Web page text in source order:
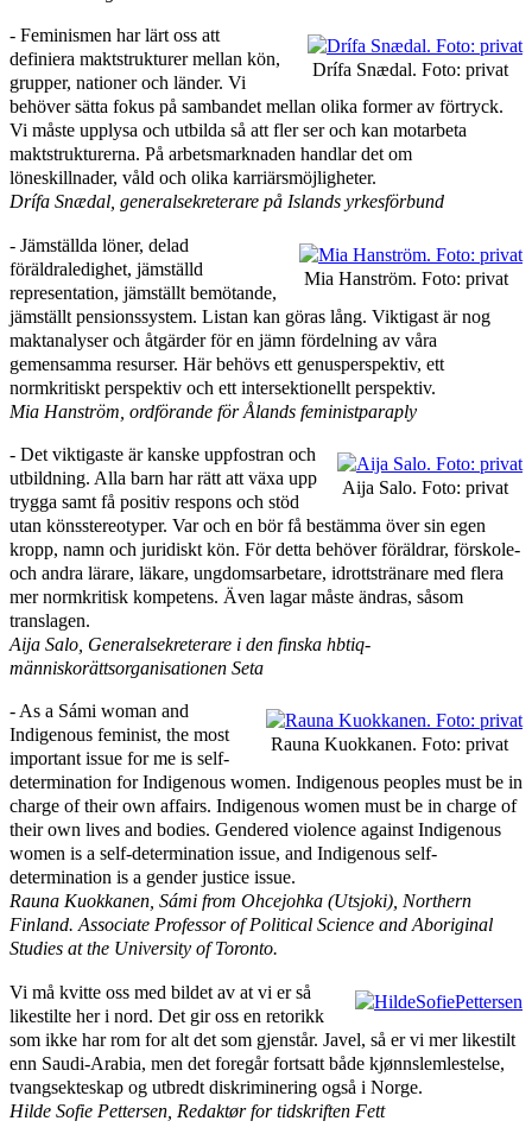
Drífa Snædal. Foto: privat
‑ Feminismen har lärt oss att
definiera maktstrukturer mellan kön,
grupper, nationer och länder. Vi
behöver sätta fokus på sambandet mellan olika former av förtryck.
Vi måste upplysa och utbilda så att fler ser och kan motarbeta
maktstrukturerna. På arbetsmarknaden handlar det om
löneskillnader, våld och olika karriärsmöjligheter.
Drífa Snædal, generalsekreterare på Islands yrkesförbund
Mia Hanström. Foto: privat
‑ Jämställda löner, delad
föräldraledighet, jämställd
representation, jämställt bemötande,
jämställt pensionssystem. Listan kan göras lång. Viktigast är nog
maktanalyser och åtgärder för en jämn fördelning av våra
gemensamma resurser. Här behövs ett genusperspektiv, ett
normkritiskt perspektiv och ett intersektionellt perspektiv.
Mia Hanström, ordförande för Ålands feministparaply
Aija Salo. Foto: privat
‑ Det viktigaste är kanske uppfostran och
utbildning. Alla barn har rätt att växa upp
trygga samt få positiv respons och stöd
utan könsstereotyper. Var och en bör få bestämma över sin egen
kropp, namn och juridiskt kön. För detta behöver föräldrar, förskole-
och andra lärare, läkare, ungdomsarbetare, idrottstränare med flera
mer normkritisk kompetens. Även lagar måste ändras, såsom
translagen.
Aija Salo, Generalsekreterare i den finska hbtiq-
människorättsorganisationen Seta
Rauna Kuokkanen. Foto: privat
‑ As a Sámi woman and
Indigenous feminist, the most
important issue for me is self-
determination for Indigenous women. Indigenous peoples must be in
charge of their own affairs. Indigenous women must be in charge of
their own lives and bodies. Gendered violence against Indigenous
women is a self-determination issue, and Indigenous self-
determination is a gender justice issue.
Rauna Kuokkanen, Sámi from Ohcejohka (Utsjoki), Northern
Finland.Associate Professor of Political Science and Aboriginal
Studies at the University of Toronto.
Vi må kvitte oss med bildet av at vi er så
likestilte her i nord. Det gir oss en retorikk
som ikke har rom for alt det som gjenstår. Javel, så er vi mer likestilt
enn Saudi-Arabia, men det foregår fortsatt både kjønnslemlestelse,
tvangsekteskap og utbredt diskriminering også i Norge.
Hilde Sofie Pettersen, Redaktør for tidskriften Fett